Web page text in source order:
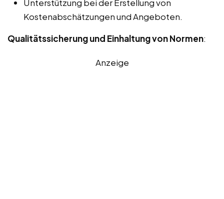
Unterstützung bei der Erstellung von
Kostenabschätzungen und Angeboten.
Qualitätssicherung und Einhaltung von Normen:
Anzeige